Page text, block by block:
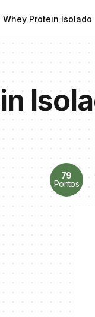
Whey Protein Isolado
79
Pontos